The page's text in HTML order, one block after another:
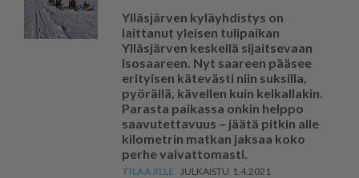
Ylläsjärven kyläyhdistys on
laittanut yleisen tulipaikan
Ylläsjärven keskellä sijaitsevaan
Isosaareen. Nyt saareen pääsee
erityisen kätevästi niin suksilla,
pyörällä, kävellen kuin kelkallakin.
Parasta paikassa onkin helppo
saavutettavuus – jäätä pitkin alle
kilometrin matkan jaksaa koko
perhe vaivattomasti.
1.4.2021